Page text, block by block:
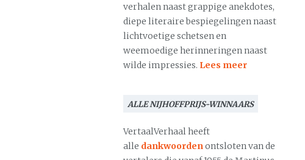
verhalen naast grappige anekdotes,
diepe literaire bespiegelingen naast
lichtvoetige schetsen en
weemoedige herinneringen naast
wilde impressies. Lees meer
ALLE NIJHOFFPRIJS-WINNAARS
VertaalVerhaal heeft
alle dankwoordenontsloten van de